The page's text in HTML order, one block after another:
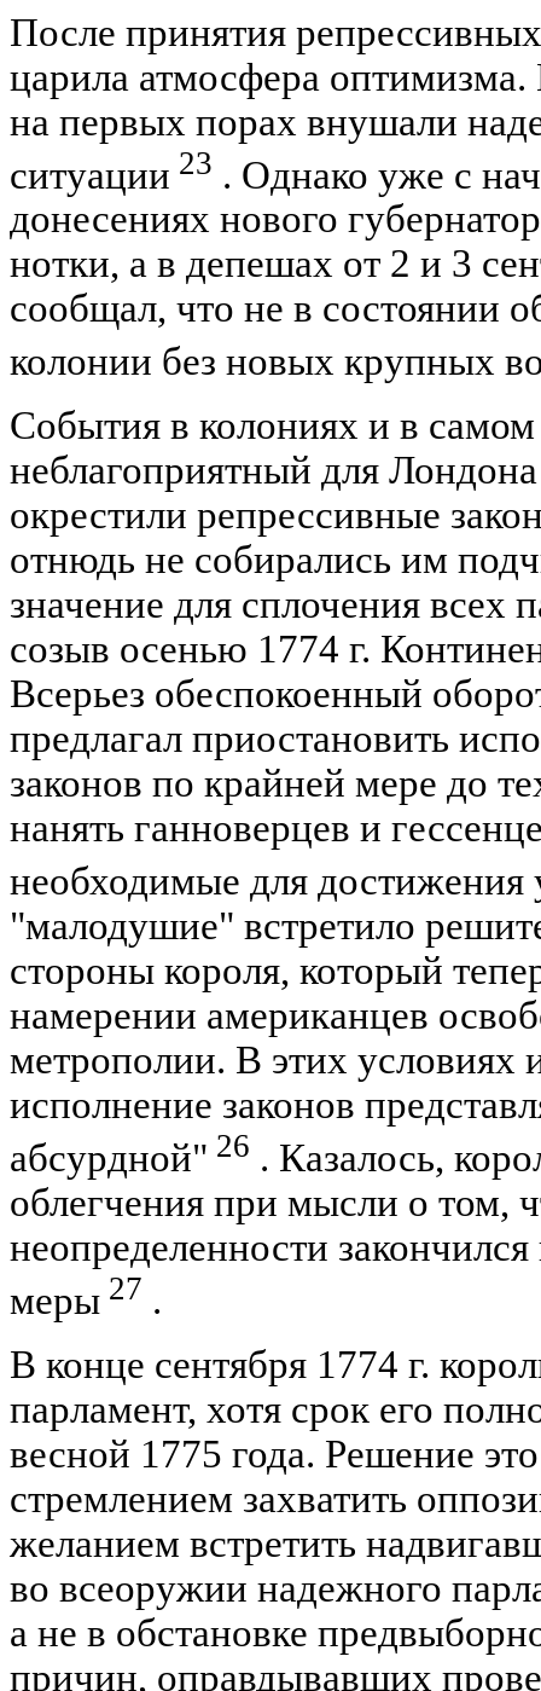
После принятия
царила атмосфера
на первых порах внушали
ситуации 23 . Однако уже с
донесениях нового
нотки, а в депешах от 2 и 3
сообщал, что не в состоянии
колонии без новых крупных
События в колониях и в
неблагоприятный для
окрестили репрессивные
отнюдь не собирались им
значение для сплочения всех
созыв осенью 1774 г.
Всерьез обеспокоенный
предлагал приостановить
законов по крайней мере до
нанять ганноверцев и
необходимые для достижения
"малодушие" встретило
стороны короля, который
намерении американцев
метрополии. В этих условиях
исполнение законов
абсурдной" 26 . Казалось,
облегчения при мысли о том,
неопределенности
меры 27 .
В конце сентября 1774 г.
парламент, хотя срок его
весной 1775 года. Решение
стремлением захватить
желанием встретить
во всеоружии надежного
а не в обстановке
причин, оправдывавших